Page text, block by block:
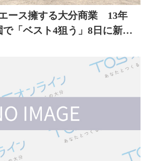
ース擁する大分商業 13年
「ベスト4狙う」8日に新潟